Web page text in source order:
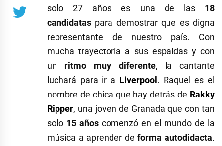
solo 27 años es una de las 18
candidatas para demostrar que es digna
representante de nuestro país. Con
mucha trayectoria a sus espaldas y con
un ritmo muy diferente, la cantante
luchará para ir a Liverpool . Raquel es el
nombre de chica que hay detrás de Rakky
Ripper, una joven de Granada que con tan
solo 15 años comenzó en el mundo de la
música a aprender deforma autodidacta.